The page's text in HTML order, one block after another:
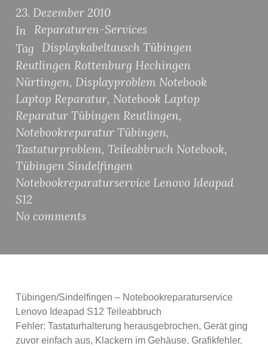
23. Dezember 2010
In
Reparaturen-Services
Tag
Displaykabeltausch Tübingen
Reutlingen Rottenburg Hechingen
Nürtingen, Displayproblem Notebook
Laptop Reparatur, Notebook Laptop
Reparatur Tübingen Reutlingen,
Notebookreparatur Tübingen,
Tastaturproblem, Teileabbruch Notebook,
Tübingen Sindelfingen
Notebookreparaturservice Lenovo Ideapad
S12
No comments
Tübingen/Sindelfingen – Notebookreparaturservice
Lenovo Ideapad S12 Teileabbruch
Fehler: Tastaturhalterung herausgebrochen, Gerät ging
zuvor einfach aus, Klackern im Gehäuse. Grafikfehler.